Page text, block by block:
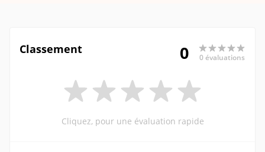
Classement 0 0 évaluations
Cliquez, pour une évaluation rapide